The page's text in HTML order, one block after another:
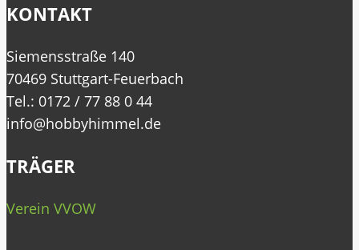
KONTAKT
Siemensstraße 140
70469 Stuttgart-Feuerbach
Tel.: 0172 / 77 88 0 44
info@hobbyhimmel.de
TRÄGER
Verein VVOW